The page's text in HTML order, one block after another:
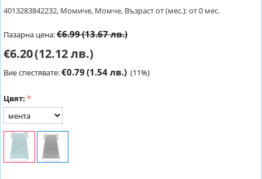
4013283842232, Момиче, Момче, Възраст от (мес.): от 0 мес.
Пазарна цена:€6.99(13.67 лв.)
€6.20(12.12 лв.)
Вие спестявате:€0.79 (1.54 лв.) (11%)
Цвят: